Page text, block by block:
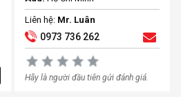
Liên hệ: Mr. Luân
0973 736 262
Hãy là người đầu tiên gửi đánh giá.